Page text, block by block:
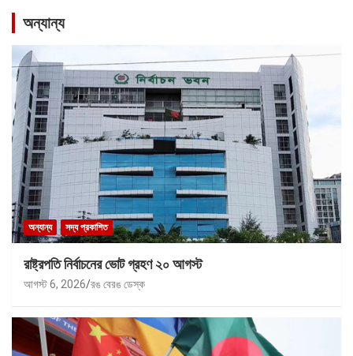
অন্যান্য
অন্যান্য সদ্য প্রকাশিত
রাষ্ট্রপতি নির্বাচনের ভোট গ্রহণ ২০ আগস্ট
আগস্ট 6, 2026 রঙ বেরঙ ডেস্ক